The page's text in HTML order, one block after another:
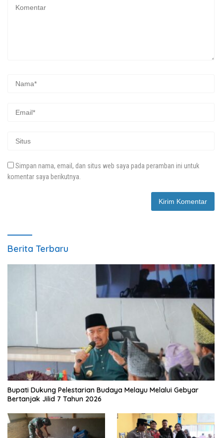
Simpan nama, email, dan situs web saya pada peramban ini untuk
komentar saya berikutnya.
Berita Terbaru
Bupati Dukung Pelestarian Budaya Melayu Melalui Gebyar
Bertanjak Jilid 7 Tahun 2026